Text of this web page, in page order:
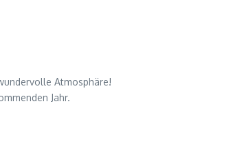
Atmosphäre!
Jahr.